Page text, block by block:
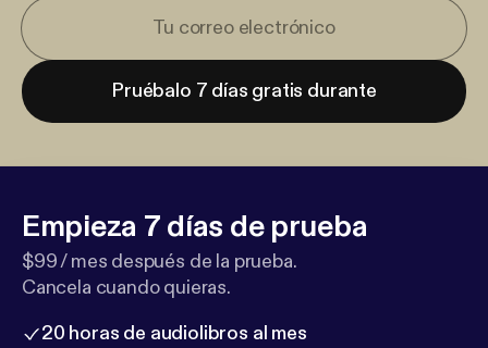
Pruébalo 7 días gratis durante
Empieza 7 días de prueba
$99 / mes después de la prueba.
Cancela cuando quieras.
20 horas de audiolibros al mes